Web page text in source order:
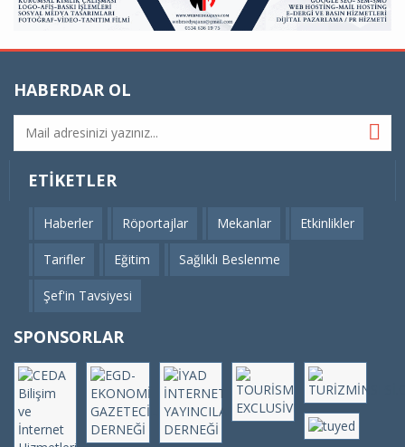
HABERDAR OL
ETIKETLER
Haberler Röportajlar Mekanlar Etkinlikler
Tarifler Eğitim Sağlıklı Beslenme
Şef'in Tavsiyesi
SPONSORLAR